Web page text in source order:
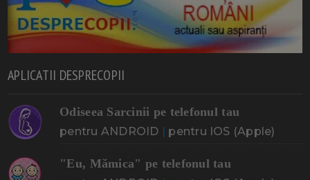
APLICATII DESPRECOPII
Odiseea Sarcinii pe telefonul tau
pentru ANDROID | pentru IOS (Apple)
"Eu, Mămica" pe telefonul tau